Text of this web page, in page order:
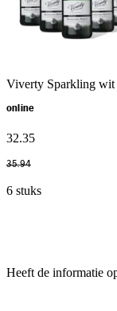
Viverty Sparkling wit
online
32.35
35.94
6 stuks
Heeft de informatie